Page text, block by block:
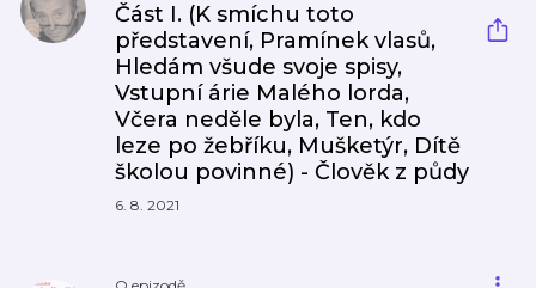
Část I. (K smíchu toto
představení, Pramínek vlasů,
Hledám všude svoje spisy,
Vstupní árie Malého lorda,
Včera neděle byla, Ten, kdo
leze po žebříku, Mušketýr, Dítě
školou povinné) - Člověk z půdy
6. 8. 2021